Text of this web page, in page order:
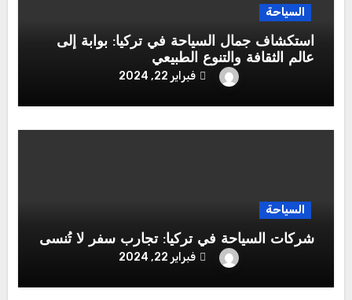
السياحة
استكشاف جمال السياحة في تركيا: بوابة إلى
عالم الثقافة والتنوع الطبيعي
فبراير 22, 2024
السياحة
شركات السياحة في تركيا: تجارب سفر لا تُنسى
فبراير 22, 2024